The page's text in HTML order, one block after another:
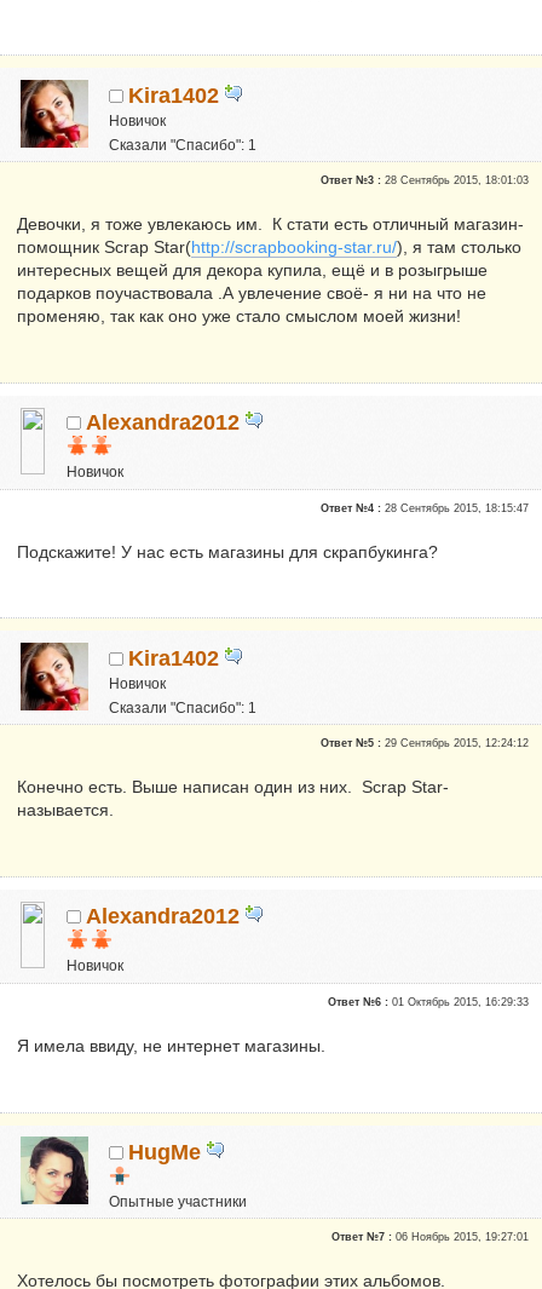
Kira1402
Новичок
Сказали "Спасибо": 1
Ответ №3 :28 Сентябрь 2015, 18:01:03
Девочки, я тоже увлекаюсь им. К стати есть отличный магазин-
помощник Scrap Star(http://scrapbooking-star.ru/), я там столько
интересных вещей для декора купила, ещё и в розыгрыше
подарков поучаствовала .А увлечение своё- я ни на что не
променяю, так как оно уже стало смыслом моей жизни!
Alexandra2012
Новичок
Ответ №4 :28 Сентябрь 2015, 18:15:47
Подскажите! У нас есть магазины для скрапбукинга?
Kira1402
Новичок
Сказали "Спасибо": 1
Ответ №5 :29 Сентябрь 2015, 12:24:12
Конечно есть. Выше написан один из них. Scrap Star-
называется.
Alexandra2012
Новичок
Ответ №6 :01 Октябрь 2015, 16:29:33
Я имела ввиду, не интернет магазины.
HugMe
Опытные участники
Ответ №7 :06 Ноябрь 2015, 19:27:01
Хотелось бы посмотреть фотографии этих альбомов.